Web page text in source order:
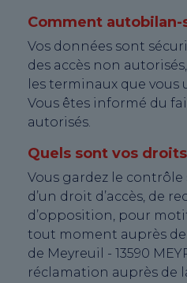
Comment
Vos données sont
des accès non
les terminaux que
Vous êtes informé du
autorisés.
Quels sont vos
Vous gardez le
d’un droit d’accès, de
d’opposition, pour
tout moment auprès de
de Meyreuil - 13590
réclamation auprès de